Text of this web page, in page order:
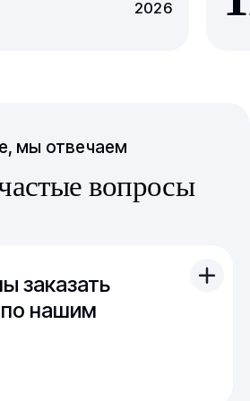
2026
мы отвечаем
вопросы
заказать
нашим
свой чертеж/проект
с техническим заданием.